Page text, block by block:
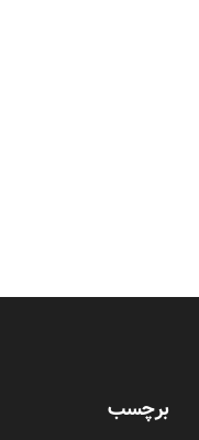
برچسب